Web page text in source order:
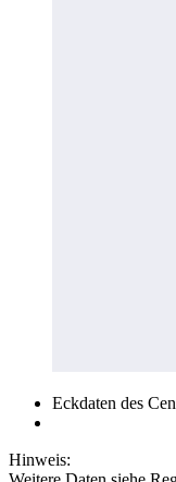
Eckdaten des
Hinweis: